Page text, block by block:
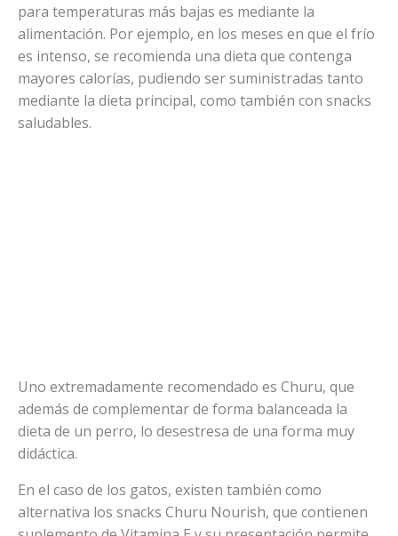
para temperaturas más bajas es mediante la
alimentación. Por ejemplo, en los meses en que el frío
es intenso, se recomienda una dieta que contenga
mayores calorías, pudiendo ser suministradas tanto
mediante la dieta principal, como también con snacks
saludables.
Uno extremadamente recomendado es Churu, que
además de complementar de forma balanceada la
dieta de un perro, lo desestresa de una forma muy
didáctica.
En el caso de los gatos, existen también como
alternativa los snacks Churu Nourish, que contienen